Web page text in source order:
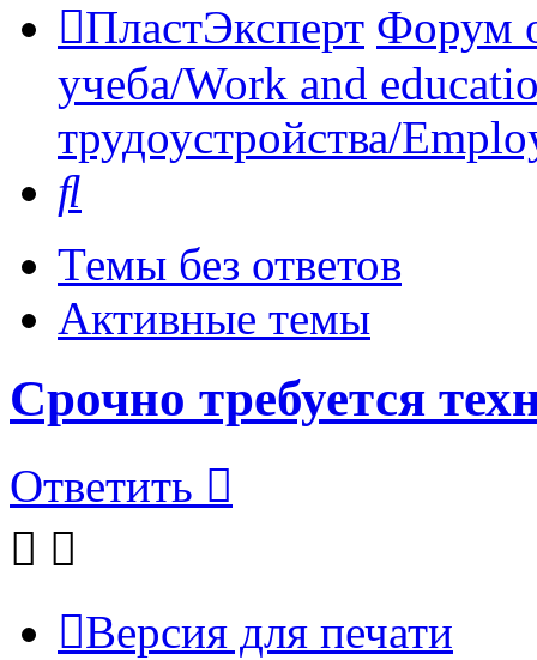
ПластЭксперт Форум
учеба/Work and
трудоустройства/
Темы без ответов
Активные темы
Срочно требуется
Ответить
Версия для печати